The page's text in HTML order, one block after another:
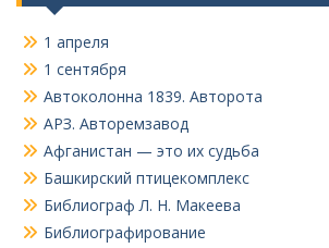
1 апреля
1 сентября
Автоколонна 1839. Авторота
АРЗ. Авторемзавод
Афганистан — это их судьба
Башкирский птицекомплекс
Библиограф Л. Н. Макеева
Библиографирование